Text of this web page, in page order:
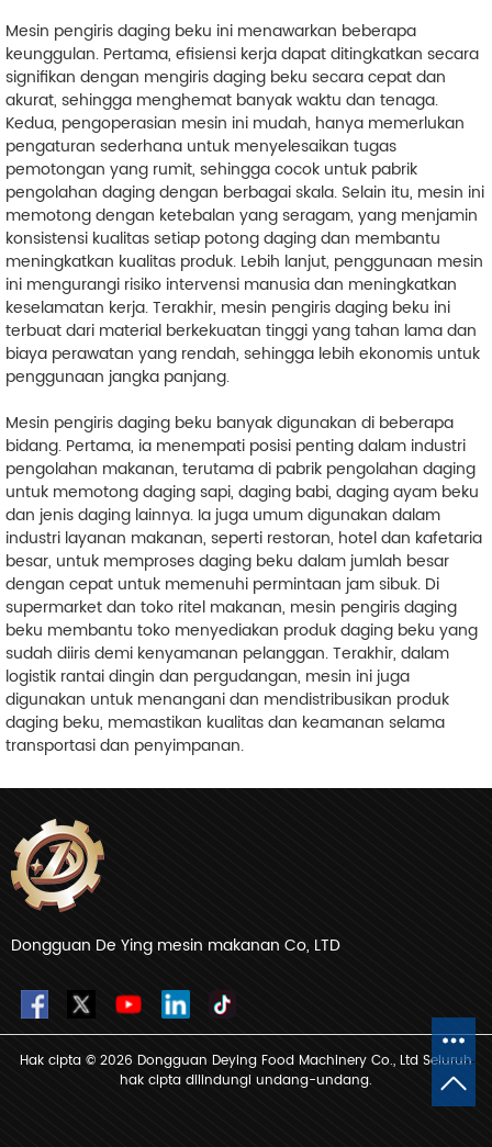
Mesin pengiris daging beku ini menawarkan beberapa
keunggulan. Pertama, efisiensi kerja dapat ditingkatkan secara
signifikan dengan mengiris daging beku secara cepat dan
akurat, sehingga menghemat banyak waktu dan tenaga.
Kedua, pengoperasian mesin ini mudah, hanya memerlukan
pengaturan sederhana untuk menyelesaikan tugas
pemotongan yang rumit, sehingga cocok untuk pabrik
pengolahan daging dengan berbagai skala. Selain itu, mesin ini
memotong dengan ketebalan yang seragam, yang menjamin
konsistensi kualitas setiap potong daging dan membantu
meningkatkan kualitas produk. Lebih lanjut, penggunaan mesin
ini mengurangi risiko intervensi manusia dan meningkatkan
keselamatan kerja. Terakhir, mesin pengiris daging beku ini
terbuat dari material berkekuatan tinggi yang tahan lama dan
biaya perawatan yang rendah, sehingga lebih ekonomis untuk
penggunaan jangka panjang.
Mesin pengiris daging beku banyak digunakan di beberapa
bidang. Pertama, ia menempati posisi penting dalam industri
pengolahan makanan, terutama di pabrik pengolahan daging
untuk memotong daging sapi, daging babi, daging ayam beku
dan jenis daging lainnya. Ia juga umum digunakan dalam
industri layanan makanan, seperti restoran, hotel dan kafetaria
besar, untuk memproses daging beku dalam jumlah besar
dengan cepat untuk memenuhi permintaan jam sibuk. Di
supermarket dan toko ritel makanan, mesin pengiris daging
beku membantu toko menyediakan produk daging beku yang
sudah diiris demi kenyamanan pelanggan. Terakhir, dalam
logistik rantai dingin dan pergudangan, mesin ini juga
digunakan untuk menangani dan mendistribusikan produk
daging beku, memastikan kualitas dan keamanan selama
transportasi dan penyimpanan.
Dongguan De Ying mesin makanan Co, LTD
Hak cipta © 2026 Dongguan Deying Food Machinery Co., Ltd Seluruh
hak cipta dilindungi undang-undang.